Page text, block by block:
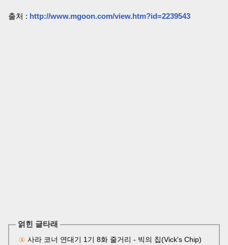
출처 : http://www.mgoon.com/view.htm?id=2239543
얽힌 글타래
사라 코너 연대기 1기 8화 줄거리 - 빅의 칩(Vick's Chip)